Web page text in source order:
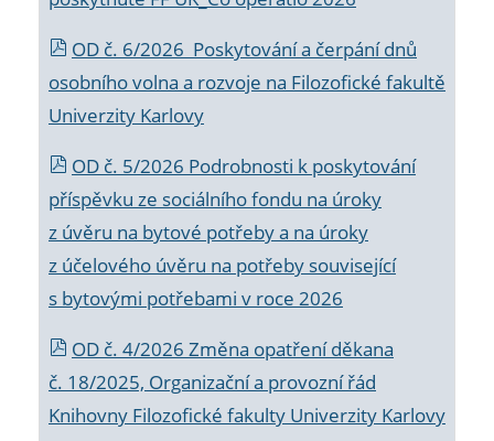
OD č. 6/2026 Poskytování a čerpání dnů
osobního volna a rozvoje na Filozofické fakultě
Univerzity Karlovy
OD č. 5/2026 Podrobnosti k poskytování
příspěvku ze sociálního fondu na úroky
z úvěru na bytové potřeby a na úroky
z účelového úvěru na potřeby související
s bytovými potřebami v roce 2026
OD č. 4/2026 Změna opatření děkana
č. 18/2025, Organizační a provozní řád
Knihovny Filozofické fakulty Univerzity Karlovy